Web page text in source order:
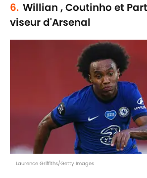
6. Willian , Coutinho et
viseur d'Arsenal
Laurence Griffiths/Getty Images